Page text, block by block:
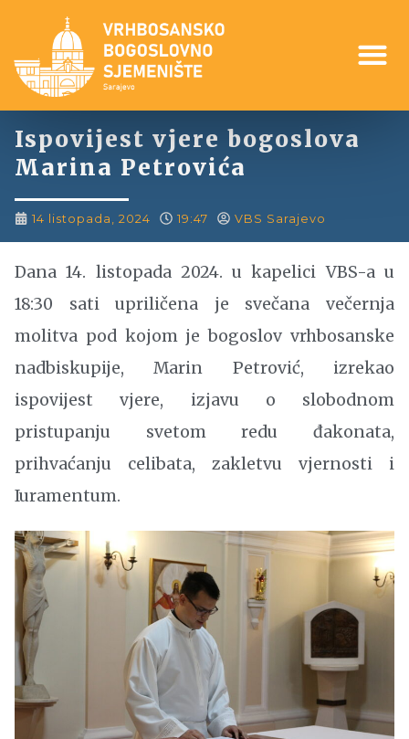
Ispovijest vjere bogoslova
Marina Petrovića
14 listopada, 2024 19:47 VBS Sarajevo
Dana 14. listopada 2024. u kapelici VBS-a u
18:30 sati upriličena je svečana večernja
molitva pod kojom je bogoslov vrhbosanske
nadbiskupije, Marin Petrović, izrekao
ispovijest vjere, izjavu o slobodnom
pristupanju svetom redu đakonata,
prihvaćanju celibata, zakletvu vjernosti i
Iuramentum.